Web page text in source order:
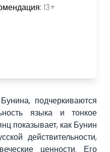
13+
подчеркиваются
языка и тонкое
показывает, как Бунин
действительности,
ценности. Его